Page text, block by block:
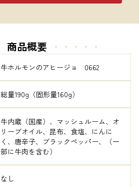
商品概要 ・・・・・
牛ホルモンのアヒージョ　0662
総量190g（固形量160g）
牛内蔵（国産）、マッシュルーム、オ
リーブオイル、昆布、食塩、にんに
く、唐辛子、ブラックペッパー、（一
部に牛肉を含む）
なし